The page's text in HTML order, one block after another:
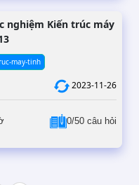
nghiệm Kiến trúc máy
may-tinh
2023-11-26
0/50 câu hỏi